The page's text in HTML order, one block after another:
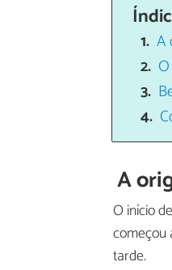
A
A
O início
começou
tarde.